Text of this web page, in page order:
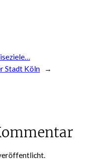
Stadt Köln →